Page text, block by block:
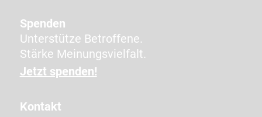
e
n
e
u
Spenden
Unterstütze Betroffene.
Stärke Meinungsvielfalt.
Jetzt spenden!
Kontakt